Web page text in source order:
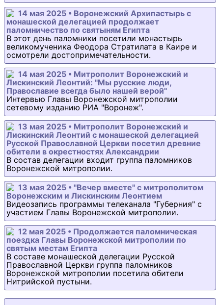
14 мая 2025 • Воронежский Архипастырь с
монашеской делегацией продолжает
паломничество по святыням Египта
В этот день паломники посетили монастырь
великомученика Феодора Стратилата в Каире и
осмотрели достопримечательности.
14 мая 2025 • Митрополит Воронежский и
Лискинский Леонтий: "Мы русские люди,
Православие всегда было нашей верой"
Интервью Главы Воронежской митрополии
сетевому изданию РИА "Воронеж".
13 мая 2025 • Митрополит Воронежский и
Лискинский Леонтий с монашеской делегацией
Русской Православной Церкви посетил древние
обители в окрестностях Александрии
В состав делегации входит группа паломников
Воронежской митрополии.
13 мая 2025 • "Вечер вместе" с митрополитом
Воронежским и Лискинским Леонтием
Видеозапись программы телеканала "Губерния" с
участием Главы Воронежской митрополии.
12 мая 2025 • Продолжается паломническая
поездка Главы Воронежской митрополии по
святым местам Египта
В составе монашеской делегации Русской
Православной Церкви группа паломников
Воронежской митрополии посетила обители
Нитрийской пустыни.